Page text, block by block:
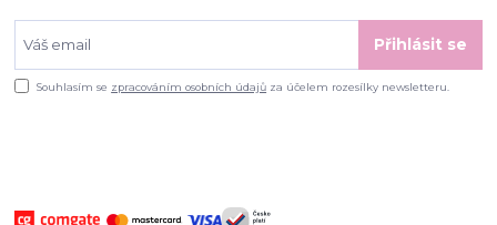
Přihlásit se
Souhlasím se zpracováním osobních údajů za účelem rozesílky newsletteru.